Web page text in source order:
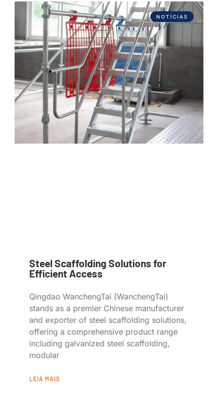
NOTÍCIAS
Steel Scaffolding Solutions for
Efficient Access
Qingdao WanchengTai (WanchengTai)
stands as a premier Chinese manufacturer
and exporter of steel scaffolding solutions,
offering a comprehensive product range
including galvanized steel scaffolding,
modular
LEIA MAIS